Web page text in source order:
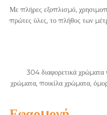
Με πλήρες εξοπλισμό,
πρώτες ύλες, το πλήθος των
304 διαφορετικά χρώματα
χρώματα, ποικίλα χρώματα,